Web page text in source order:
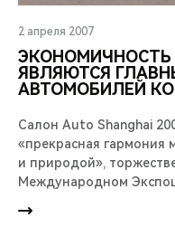
2 апреля 2007
ЭКОНОМИЧНОСТЬ
ЯВЛЯЮТСЯ
АВТОМОБИЛЕЙ
Салон Auto Shanghai
«прекрасная гармония
и природой»,
Международном